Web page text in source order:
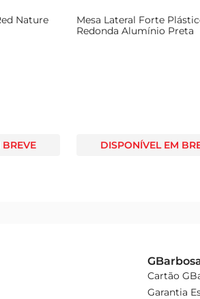
Nature
Mesa Lateral Forte
Redonda Alumínio Preta
DISPONÍVEL EM
Cartão
Garantia